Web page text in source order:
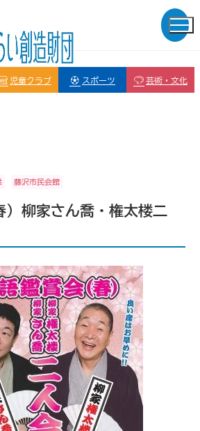
児童クラブ スポーツ 芸術・文化
藤沢市民会館
) 柳家さん喬・権太楼二